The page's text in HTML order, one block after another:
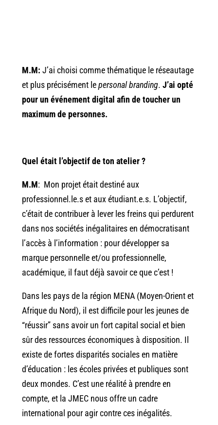
M.M: J’ai choisi comme thématique le réseautage
et plus précisément lepersonal branding. J’ai opté
pour un événement digital afin de toucher un
maximum de personnes.
Quel était l’objectif de ton atelier ?
M.M: Mon projet était destiné aux
professionnel.le.s et aux étudiant.e.s. L’objectif,
c’était de contribuer à lever les freins qui perdurent
dans nos sociétés inégalitaires en démocratisant
l’accès à l’information : pour développer sa
marque personnelle et/ou professionnelle,
académique, il faut déjà savoir ce que c’est !
Dans les pays de la région MENA (Moyen-Orient et
Afrique du Nord), il est difficile pour les jeunes de
“réussir” sans avoir un fort capital social et bien
sûr des ressources économiques à disposition. Il
existe de fortes disparités sociales en matière
d’éducation : les écoles privées et publiques sont
deux mondes. C’est une réalité à prendre en
compte, et la JMEC nous offre un cadre
international pour agir contre ces inégalités.